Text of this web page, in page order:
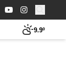
Buscar:
9.9º